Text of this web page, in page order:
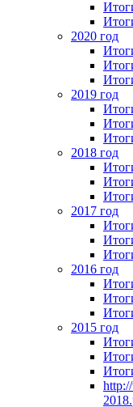
2020 год
2019 год
2018 год
2017 год
2016 год
2015 год